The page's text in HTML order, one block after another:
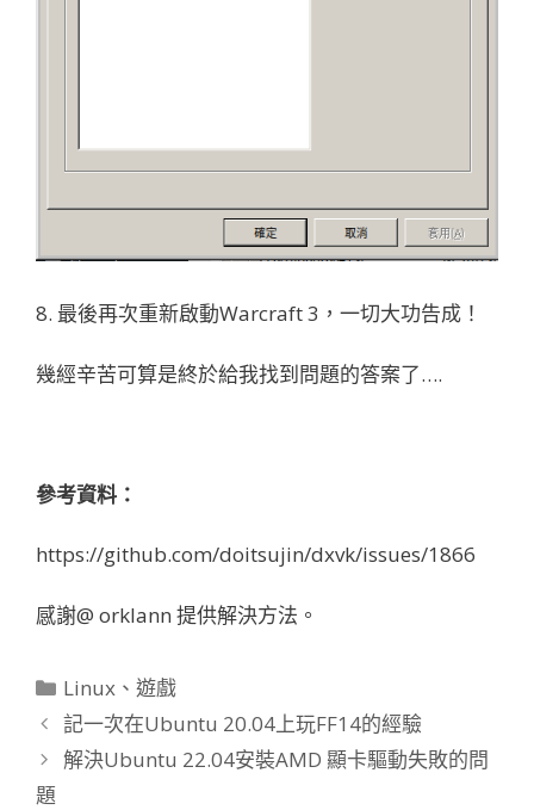
8. 最後再次重新啟動Warcraft 3，一切大功告成！
幾經辛苦可算是終於給我找到問題的答案了….
參考資料：
https://github.com/doitsujin/dxvk/issues/1866
感謝@ orklann 提供解決方法。
分
類
Linux 、遊戲
記一次在Ubuntu 20.04上玩FF14的經驗
解決Ubuntu 22.04安裝AMD 顯卡驅動失敗的問
題